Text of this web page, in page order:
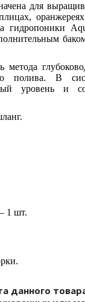
для
гидропоники
метода
полива. В
уровень и
1 шт.
данного